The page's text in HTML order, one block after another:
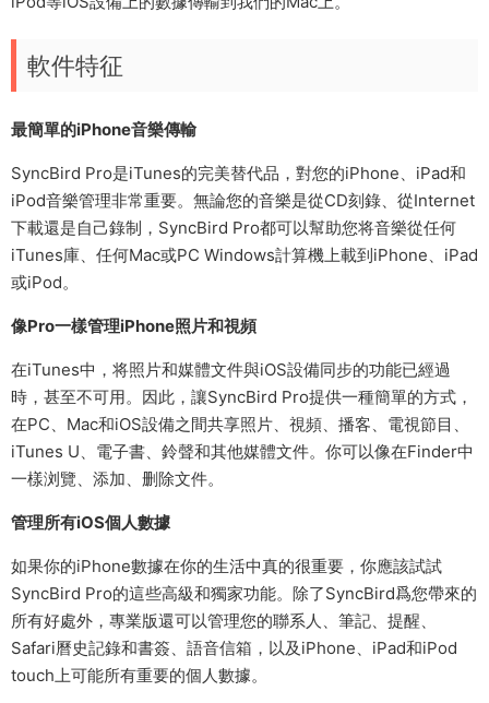
軟件特征
最簡單的iPhone音樂傳輸
SyncBird Pro是iTunes的完美替代品，對您的iPhone、iPad和
iPod音樂管理非常重要。無論您的音樂是從CD刻錄、從Internet
下載還是自己錄制，SyncBird Pro都可以幫助您将音樂從任何
iTunes庫、任何Mac或PC Windows計算機上載到iPhone、iPad
或iPod。
像Pro一樣管理iPhone照片和視頻
在iTunes中，将照片和媒體文件與iOS設備同步的功能已經過
時，甚至不可用。因此，讓SyncBird Pro提供一種簡單的方式，
在PC、Mac和iOS設備之間共享照片、視頻、播客、電視節目、
iTunes U、電子書、鈴聲和其他媒體文件。你可以像在Finder中
一樣浏覽、添加、删除文件。
管理所有iOS個人數據
如果你的iPhone數據在你的生活中真的很重要，你應該試試
SyncBird Pro的這些高級和獨家功能。除了SyncBird爲您帶來的
所有好處外，專業版還可以管理您的聯系人、筆記、提醒、
Safari曆史記錄和書簽、語音信箱，以及iPhone、iPad和iPod
touch上可能所有重要的個人數據。